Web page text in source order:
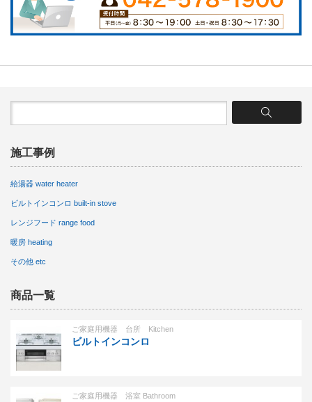
施工事例
給湯器 water heater
ビルトインコンロ built-in stove
レンジフード range food
暖房 heating
その他 etc
商品一覧
ご家庭用機器 台所 Kitchen
ビルトインコンロ
ご家庭用機器 浴室 Bathroom